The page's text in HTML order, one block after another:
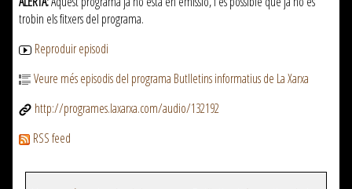
trobin els fitxers del programa.
Reproduir episodi
Veure més episodis del programa Butlletins informatius de La Xarxa
http://programes.laxarxa.com/audio/132192
RSS feed